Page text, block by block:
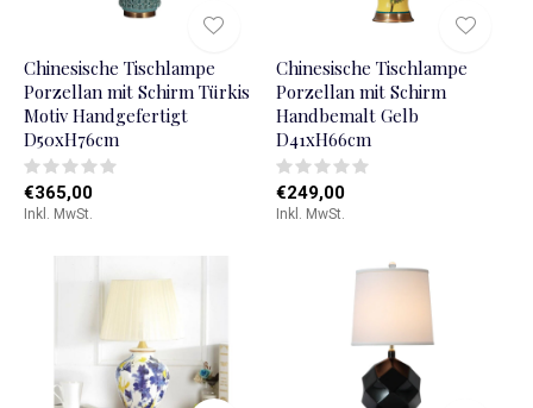
Chinesische Tischlampe
Porzellan mit Schirm Türkis
Motiv Handgefertigt
D50xH76cm
€365,00
Inkl. MwSt.
Chinesische Tischlampe
Porzellan mit Schirm
Handbemalt Gelb
D41xH66cm
€249,00
Inkl. MwSt.